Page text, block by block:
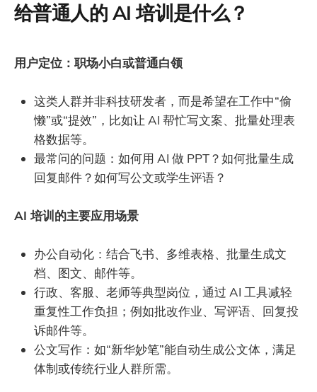
给普通人的 AI 培训是什么？
用户定位：职场小白或普通白领
这类人群并非科技研发者，而是希望在工作中“偷
懒”或“提效”，比如让 AI 帮忙写文案、批量处理表
格数据等。
最常问的问题：如何用 AI 做 PPT？如何批量生成
回复邮件？如何写公文或学生评语？
AI 培训的主要应用场景
办公自动化：结合飞书、多维表格、批量生成文
档、图文、邮件等。
行政、客服、老师等典型岗位，通过 AI 工具减轻
重复性工作负担；例如批改作业、写评语、回复投
诉邮件等。
公文写作：如“新华妙笔”能自动生成公文体，满足
体制或传统行业人群所需。